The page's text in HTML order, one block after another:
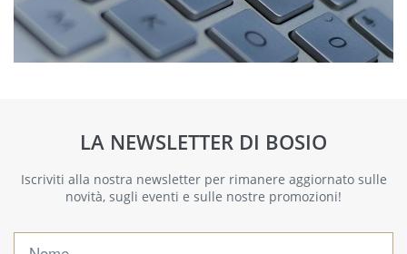
LA NEWSLETTER DI BOSIO
Iscriviti alla nostra newsletter per rimanere aggiornato sulle
novità, sugli eventi e sulle nostre promozioni!